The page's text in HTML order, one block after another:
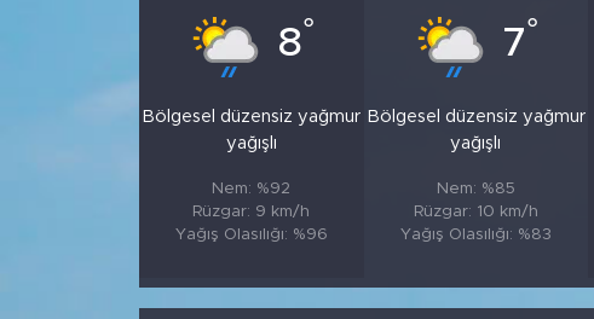
8°
Bölgesel düzensiz yağmur
yağışlı
Nem: %92
Rüzgar: 9 km/h
Yağış Olasılığı: %96
7°
Bölgesel düzensiz yağmur
yağışlı
Nem: %85
Rüzgar: 10 km/h
Yağış Olasılığı: %83